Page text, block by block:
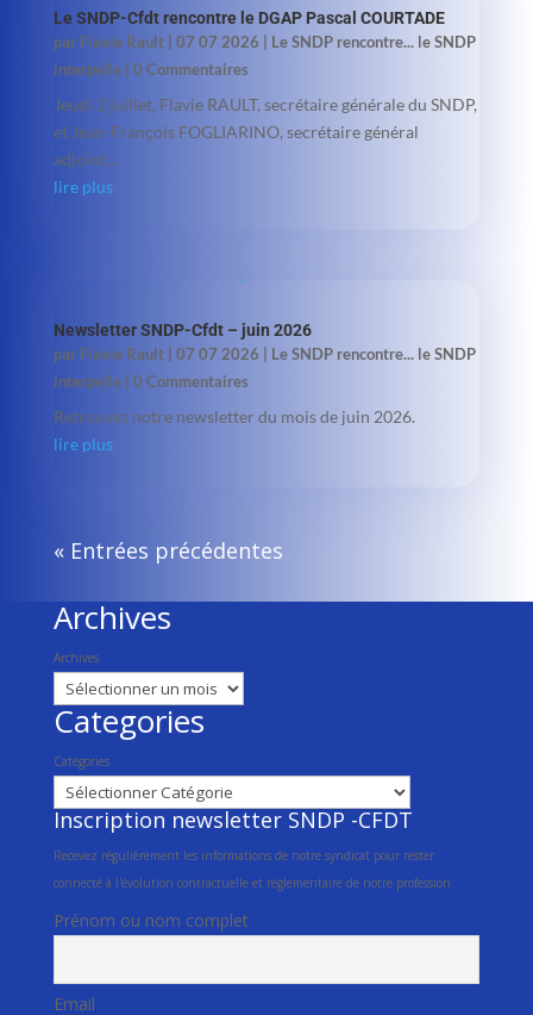
Le SNDP-Cfdt rencontre le DGAP Pascal COURTADE
par Flavie Rault| 07 07 2026
Le SNDP rencontre... le SNDP
interpelle| 0 Commentaires
Jeudi 2 juillet, Flavie RAULT, secrétaire générale du SNDP,
et Jean-François FOGLIARINO, secrétaire général
adjoint,...
lire plus
Newsletter SNDP-Cfdt – juin 2026
par Flavie Rault| 07 07 2026
Le SNDP rencontre... le SNDP
interpelle| 0 Commentaires
Retrouvez notre newsletter du mois de juin 2026.
lire plus
« Entrées précédentes
Archives
Archives
Categories
Catégories
Inscription newsletter SNDP -CFDT
Recevez régulièrement les informations de notre syndicat pour rester
connecté à l'évolution contractuelle et réglementaire de notre profession.
Prénom ou nom complet
Email